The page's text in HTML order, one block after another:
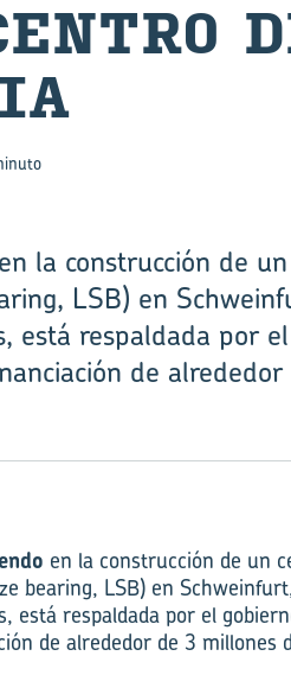
en la construcción de
LSB) en
está respaldada por
de
en la construcción de un
bearing, LSB) en
está respaldada por el
de alrededor de 3 millones